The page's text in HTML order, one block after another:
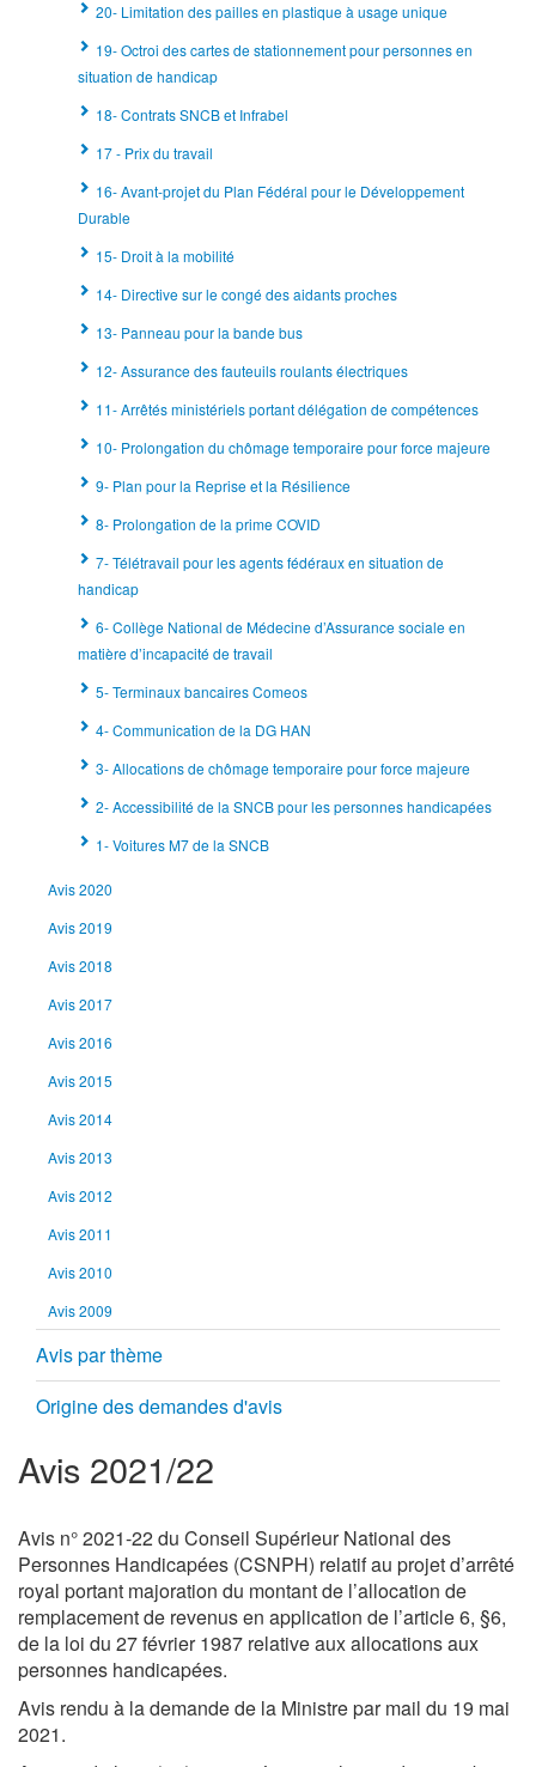
20- Limitation des pailles en plastique à usage unique
19- Octroi des cartes de stationnement pour personnes en
situation de handicap
18- Contrats SNCB et Infrabel
17 - Prix du travail
16- Avant-projet du Plan Fédéral pour le Développement
Durable
15- Droit à la mobilité
14- Directive sur le congé des aidants proches
13- Panneau pour la bande bus
12- Assurance des fauteuils roulants électriques
11- Arrêtés ministériels portant délégation de compétences
10- Prolongation du chômage temporaire pour force majeure
9- Plan pour la Reprise et la Résilience
8- Prolongation de la prime COVID
7- Télétravail pour les agents fédéraux en situation de
handicap
6- Collège National de Médecine d’Assurance sociale en
matière d’incapacité de travail
5- Terminaux bancaires Comeos
4- Communication de la DG HAN
3- Allocations de chômage temporaire pour force majeure
2- Accessibilité de la SNCB pour les personnes handicapées
1- Voitures M7 de la SNCB
Avis 2020
Avis 2019
Avis 2018
Avis 2017
Avis 2016
Avis 2015
Avis 2014
Avis 2013
Avis 2012
Avis 2011
Avis 2010
Avis 2009
Avis par thème
Origine des demandes d'avis
Avis 2021/22
Avis n° 2021-22 du Conseil Supérieur National des
Personnes Handicapées (CSNPH) relatif au projet d’arrêté
royal portant majoration du montant de l’allocation de
remplacement de revenus en application de l’article 6, §6,
de la loi du 27 février 1987 relative aux allocations aux
personnes handicapées.
Avis rendu à la demande de la Ministre par mail du 19 mai
2021.